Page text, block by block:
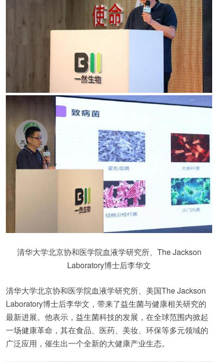
清华大学北京协和医学院血液学研究所、The Jackson
Laboratory博士后李华文
清华大学北京协和医学院血液学研究所、美国The Jackson
Laboratory博士后李华文，带来了益生菌与健康相关研究的
最新进展。他表示，益生菌科技的发展，在全球范围内掀起
一场健康革命，其在食品、医药、美妆、环保等多元领域的
广泛应用，催生出一个全新的大健康产业生态。